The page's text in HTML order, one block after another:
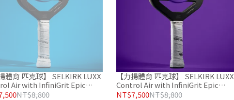
體育 匹克球】 SELKIRK LUXX
Air with InfiniGrit Epic
匹克球拍 海洋藍
NT$8,800
【力揚體育 匹克球】 SELKIRK LUXX
Control Air with InfiniGrit Epic
INVIKTA 匹克球拍 紫色版
NT$7,500NT$8,800